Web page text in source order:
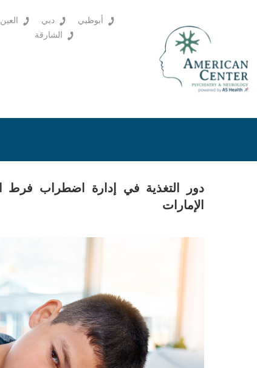
أبوظبي دبي
العين
الشارقة
الإمارات